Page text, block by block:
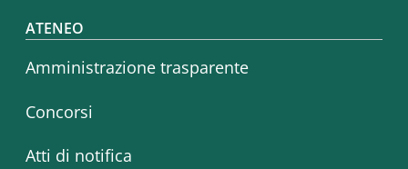
Footer menu
ATENEO
Amministrazione trasparente
Concorsi
Atti di notifica